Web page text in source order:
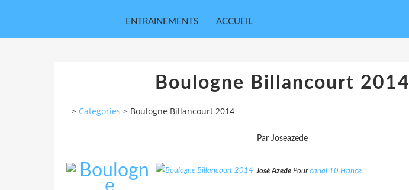
ENTRAINEMENTS ACCUEIL
Boulogne Billancourt 2014
> Categories > Boulogne Billancourt 2014
Par Joseazede
José Azede Pourcanal 10 France